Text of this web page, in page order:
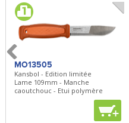
MO13505
Kansbol - Edition limitée
Lame 109mm - Manche
caoutchouc - Etui polymère
+